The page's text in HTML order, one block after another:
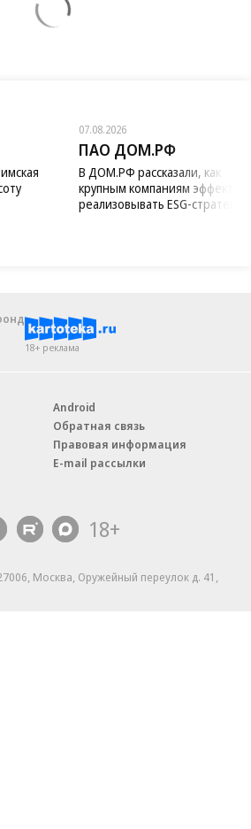
07.08.2026
ПАО ДОМ.РФ
В ДОМ.РФ рассказали, как
крупным компаниям
реализовывать ESG-стратегию
18+ реклама
Android
Обратная связь
Правовая информация
E-mail рассылки
18+
Москва, Оружейный переулок д. 41,